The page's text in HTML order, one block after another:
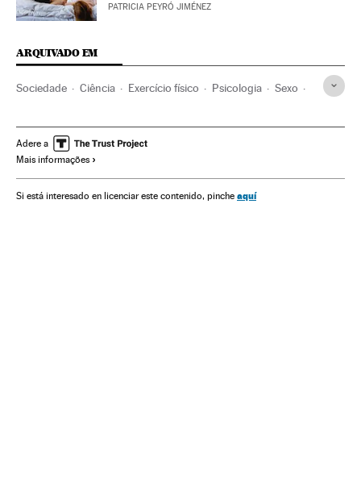
PATRICIA PEYRÓ JIMÉNEZ
ARQUIVADO EM
Sociedade Ciência Exercício físico Psicologia Sexo
Esportes Saúde
Adere a
Mais informações
Si está interesado en licenciar este contenido, pinche aquí